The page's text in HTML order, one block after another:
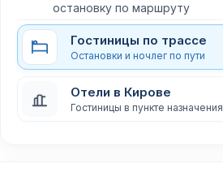
остановку по маршруту
Гостиницы по трассе
Остановки и ночлег по пути
Отели в Кирове
Гостиницы в пункте назначения